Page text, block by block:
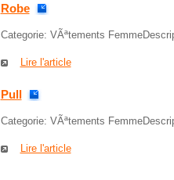
Robe
Categorie: VÃªtements
Lire l'article
Pull
Categorie: VÃªtements
Lire l'article